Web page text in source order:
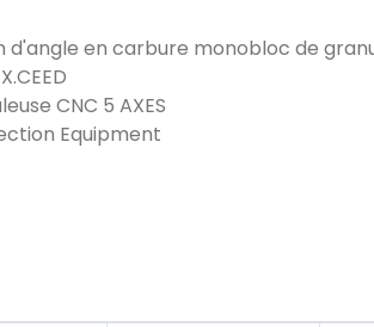
d'angle en carbure monobloc de
CNC 5 AXES
Equipment